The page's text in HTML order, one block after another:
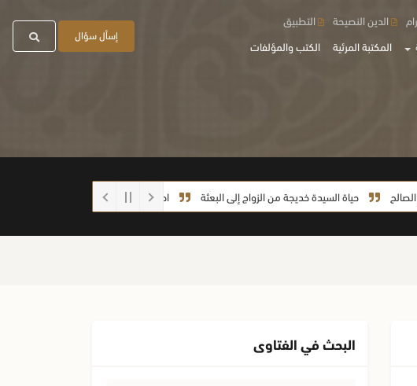
المكتبة المرئية الكتب والمؤلفات
الدين النصيحة التطبيق
إسأل سؤال
حياة السيدة خديجة من الزواج إلى البعثة احذروا الغش أيها الطلاب
البحث في الفتاوى